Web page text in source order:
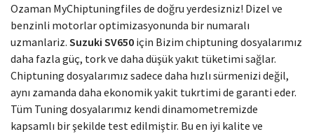
Ozaman MyChiptuningfiles de doğru yerdesizniz! Dizel ve
benzinli motorlar optimizasyonunda bir numaralı
uzmanlariz. Suzuki SV650 için Bizim chiptuning dosyalarımız
daha fazla güç, tork ve daha düşük yakıt tüketimi sağlar.
Chiptuning dosyalarımız sadece daha hızlı sürmenizi değil,
aynı zamanda daha ekonomik yakit tukrtimi de garanti eder.
Tüm Tuning dosyalarımız kendi dinamometremizde
kapsamlı bir şekilde test edilmiştir. Bu en iyi kalite ve